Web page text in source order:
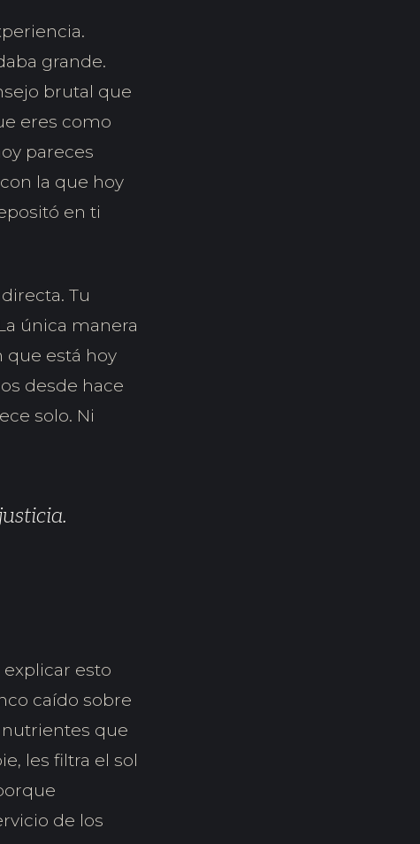
grande.
brutal que
eres como
pareces
la que hoy
en ti
Tu
única manera
que está hoy
desde hace
solo. Ni
esto
caído sobre
nutrientes que
les filtra el sol
de los